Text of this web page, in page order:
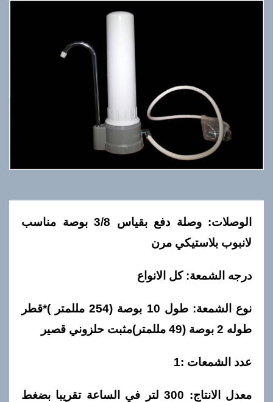
الوصلات: وصلة دفع بقياس 3/8 بوصة مناسب
لانبوب بلاستيكي مرن
درجه الشمعة: كل الانواع
نوع الشمعة: طول 10 بوصة (254 مللمتر )*قطر
طوله 2 بوصة (49 مللمتر)مثبت حلزوني قصير
عدد الشمعات :1
معدل الانتاج: 300 لتر في الساعة تقريبا بضغط